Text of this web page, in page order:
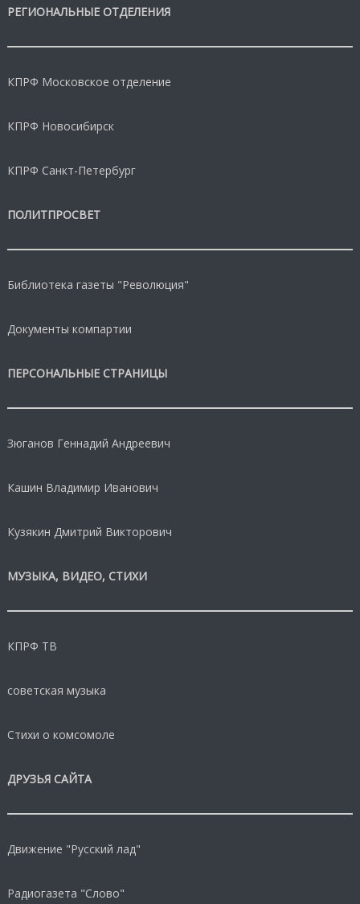
РЕГИОНАЛЬНЫЕ ОТДЕЛЕНИЯ
КПРФ Московское отделение
КПРФ Новосибирск
КПРФ Санкт-Петербург
ПОЛИТПРОСВЕТ
Библиотека газеты "Революция"
Документы компартии
ПЕРСОНАЛЬНЫЕ СТРАНИЦЫ
Зюганов Геннадий Андреевич
Кашин Владимир Иванович
Кузякин Дмитрий Викторович
МУЗЫКА, ВИДЕО, СТИХИ
КПРФ ТВ
советская музыка
Стихи о комсомоле
ДРУЗЬЯ САЙТА
Движение "Русский лад"
Радиогазета "Слово"